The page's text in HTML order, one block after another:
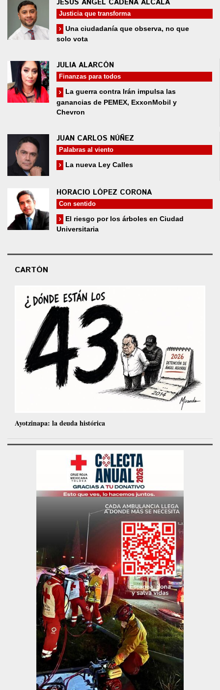
JESÚS ÁNGEL CADENA ALCALÁ
Justicia que transforma
Una ciudadanía que observa, no que
solo vota
JULIA ALARCÓN
Finanzas para todos
La guerra contra Irán impulsa las
ganancias de PEMEX, ExxonMobil y
Chevron
JUAN CARLOS NÚÑEZ
Palabras al viento
La nueva Ley Calles
HORACIO LÓPEZ CORONA
Con sentido
El riesgo por los árboles en Ciudad
Universitaria
CARTÓN
Ayotzinapa: la deuda histórica